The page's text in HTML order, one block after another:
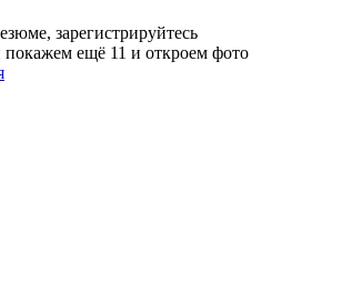
зарегистрируйтесь
покажем ещё 11 и откроем фото